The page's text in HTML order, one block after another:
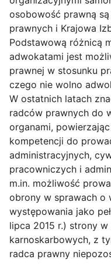
osobowość prawną
prawnych i Krajowa
Podstawową różnicą
adwokatami jest
prawnej w stosunku
czego nie wolno
W ostatnich latach
radców prawnych do
organami,
kompetencji do
administracyjnych,
pracowniczych i
m.in. możliwość
obrony w sprawach o
występowania jako
lipca 2015 r.) strony
karnoskarbowych, z
radca prawny